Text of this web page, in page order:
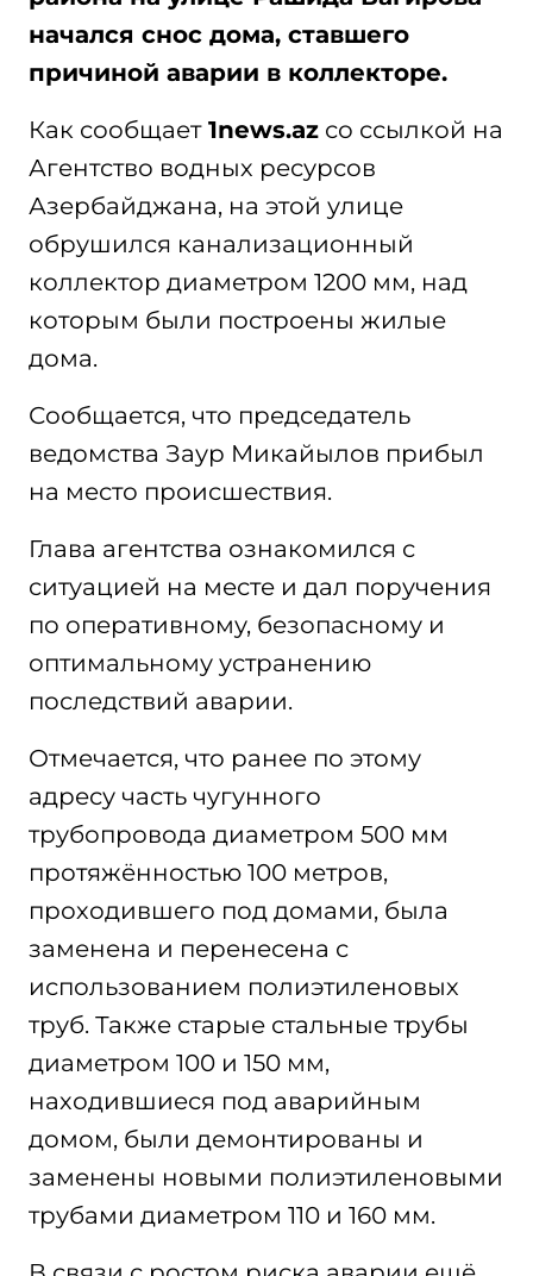
начался снос дома, ставшего
причиной аварии в коллекторе.
Как сообщает1news.az со ссылкой на
Агентство водных ресурсов
Азербайджана, на этой улице
обрушился канализационный
коллектор диаметром 1200 мм, над
которым были построены жилые
дома.
Сообщается, что председатель
ведомства Заур Микайылов прибыл
на место происшествия.
Глава агентства ознакомился с
ситуацией на месте и дал поручения
по оперативному, безопасному и
оптимальному устранению
последствий аварии.
Отмечается, что ранее по этому
адресу часть чугунного
трубопровода диаметром 500 мм
протяжённостью 100 метров,
проходившего под домами, была
заменена и перенесена с
использованием полиэтиленовых
труб. Также старые стальные трубы
диаметром 100 и 150 мм,
находившиеся под аварийным
домом, были демонтированы и
заменены новыми полиэтиленовыми
трубами диаметром 110 и 160 мм.